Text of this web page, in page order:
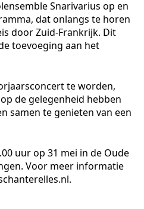
Snarivarius op en
dat onlangs te horen
door Zuid-Frankrijk. Dit
toevoeging aan het
te worden,
de gelegenheid hebben
samen te genieten van een
uur op 31 mei in de Oude
Voor meer informatie